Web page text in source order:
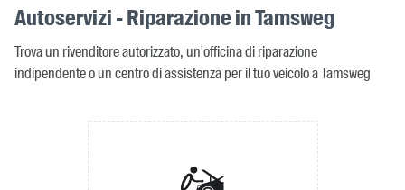
Autoservizi - Riparazione in Tamsweg
Trova un rivenditore autorizzato, un'officina di riparazione
indipendente o un centro di assistenza per il tuo veicolo a Tamsweg